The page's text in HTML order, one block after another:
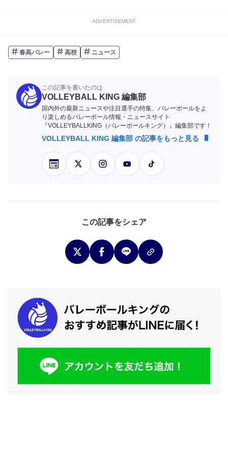
ADVERTISEMENT
春高バレー 高校 ニュース
この記事を書いたのは
VOLLEYBALL KING 編集部
国内外の最新ニュースや注目選手の特集、バレーボールをよ
り楽しめるバレーボール情報・ニュースサイト
『VOLLEYBALLKING（バレーボールキング）』編集部です！
VOLLEYBALL KING 編集部 の記事をもっと見る
この記事をシェア